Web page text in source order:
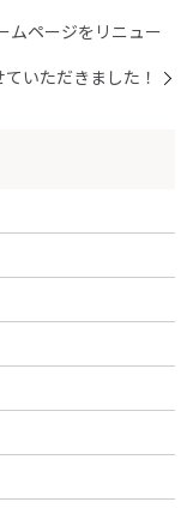
ムページをリニュー
いただきました！